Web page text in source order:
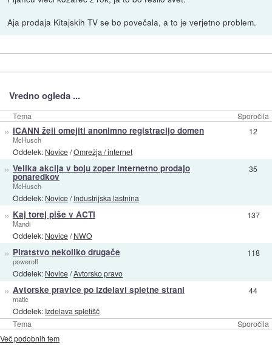
Aja prodaja Kitajskih TV se bo povečala, a to je verjetno problem.
Vredno ogleda ...
Tema Sporočila
Tema Sporočila
» ICANN želi omejiti anonimno registracijo domen
McHusch
Oddelek: Novice/Omrežja / internet
12
» Velika akcija v boju zoper internetno prodajo
ponaredkov
McHusch
Oddelek: Novice/Industrijska lastnina
35
» Kaj torej piše v ACTI
Mandi
Oddelek: Novice/NWO
137
» Piratstvo nekoliko drugače
poweroff
Oddelek: Novice/Avtorsko pravo
118
» Avtorske pravice po izdelavi spletne strani
matic
Oddelek: Izdelava spletišč
44
Več podobnih tem